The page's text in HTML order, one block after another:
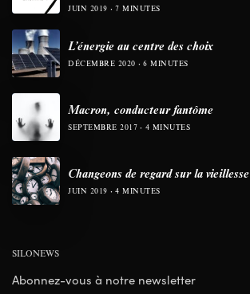
JUIN 2019 7 MINUTES
L’énergie au centre des choix
DÉCEMBRE 2020 6 MINUTES
Macron, conducteur fantôme
SEPTEMBRE 2017 4 MINUTES
Changeons de regard sur la vieillesse
JUIN 2019 4 MINUTES
SILONEWS
Abonnez-vous à notre newsletter